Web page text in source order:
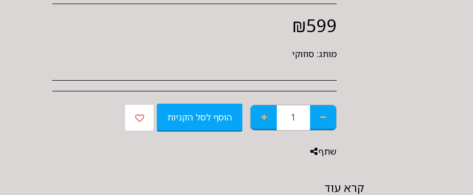
₪599
מותג: סוזוקי
הוסף לסל הקניות
שתף
קרא עוד